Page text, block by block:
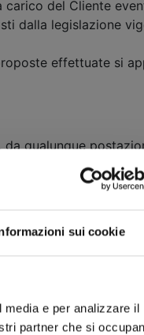
sui cookie
e per analizzare il
partner che si
del Cliente
dalla legislazione
effettuate si
qualunque
Star Comics
la facoltà, previa
nell’ipotesi
da qualsivoglia
si esclude qualsiasi
o per danni alla
Paesi non
per la
precedenti e